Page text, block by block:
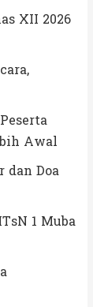
XII 2026
Awal
dan Doa
1 Muba